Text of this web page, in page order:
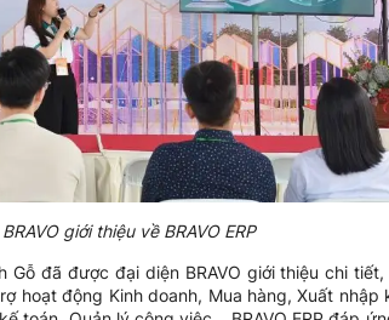
giới thiệu về BRAVO ERP
Gỗ đã được đại diện BRAVO giới thiệu chi
hoạt động Kinh doanh, Mua hàng, Xuất nhập